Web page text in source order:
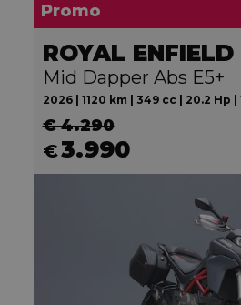
Promo
Mid Dapper Abs E5+
2026 | 1120 km | 349 cc | 20.2 Hp |
€ 4.290
€3.990